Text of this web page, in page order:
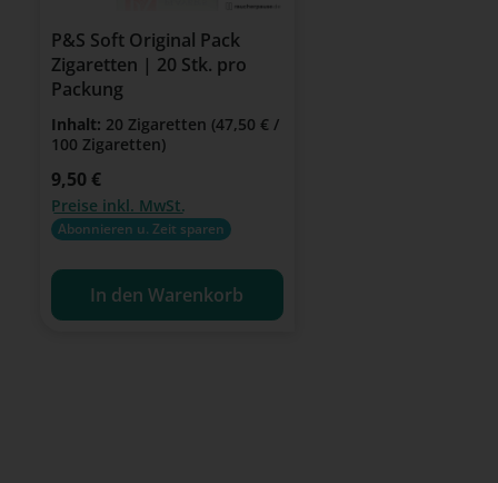
P&S Soft Original Pack
Zigaretten | 20 Stk. pro
Packung
Inhalt: 20 Zigaretten (47,50 € /
100 Zigaretten)
Regulärer Preis:
9,50 €
Preise inkl. MwSt.
Abonnieren u. Zeit sparen
In den Warenkorb